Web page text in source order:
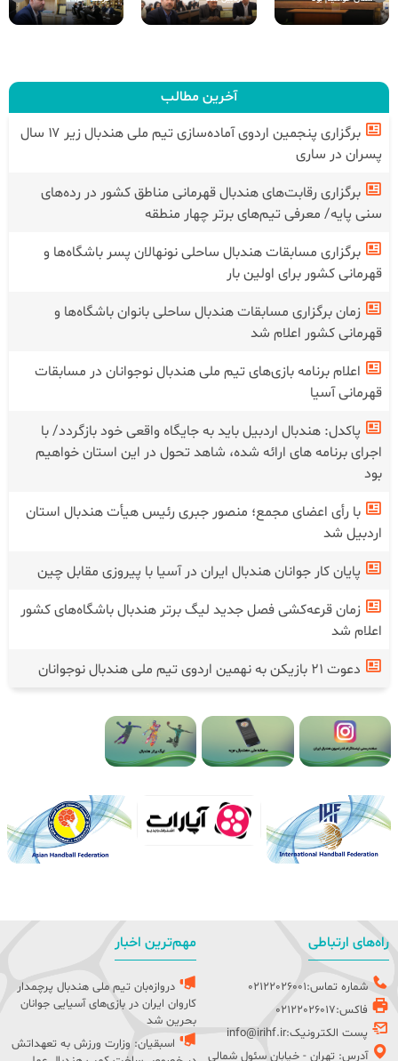
آخرین مطالب
برگزاری پنجمین اردوی آماده‌سازی تیم ملی هندبال زیر ۱۷ سال
پسران در ساری
برگزاری رقابت‌های هندبال قهرمانی مناطق کشور در رده‌های
سنی پایه/ معرفی تیم‌های برتر چهار منطقه
برگزاری مسابقات هندبال ساحلی نونهالان پسر باشگاه‌ها و
قهرمانی کشور برای اولین بار
زمان برگزاری مسابقات هندبال ساحلی بانوان باشگاه‌ها و
قهرمانی کشور اعلام شد
اعلام برنامه بازی‌های تیم ملی هندبال نوجوانان در مسابقات
قهرمانی آسیا
پاکدل: هندبال اردبیل باید به جایگاه واقعی خود بازگردد/ با
اجرای برنامه های ارائه شده، شاهد تحول در این استان خواهیم
بود
با رأی اعضای مجمع؛ منصور جبری رئیس هیأت هندبال استان
اردبیل شد
پایان کار جوانان هندبال ایران در آسیا با پیروزی مقابل چین
زمان قرعه‌کشی فصل جدید لیگ برتر هندبال باشگاه‌های کشور
اعلام شد
دعوت ۲۱ بازیکن به نهمین اردوی تیم ملی هندبال نوجوانان
راه‌های ارتباطی
شماره تماس:02122026001
فاکس:02122026017
پست الکترونیک:info@irihf.ir
آدرس: تهران - خیابان سئول شمالی
مهم‌ترین اخبار
دروازه‌بان تیم ملی هندبال پرچمدار
کاروان ایران در بازی‌های آسیایی جوانان
بحرین شد
اسبقیان: وزارت ورزش به تعهداتش